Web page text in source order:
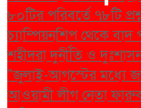
৮০টির পরিবর্তে ৭৮টি
চ্যাম্পিয়নশিপ থেকে বাদ
শহীদরা দুর্নীতি ও
"জুলাই-আগস্টের মধ্যে
আওয়ামী লীগ নেতা ফারুক